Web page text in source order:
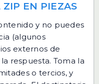
EN PIEZAS
y no puedes
(algunos
externos de
respuesta. Toma la
o tercios, y